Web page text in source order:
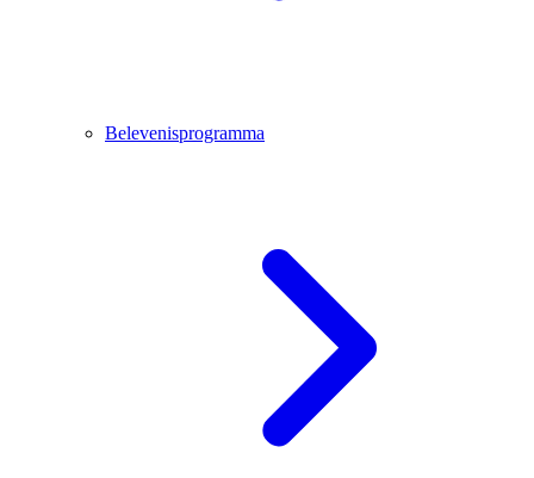
Belevenisprogramma